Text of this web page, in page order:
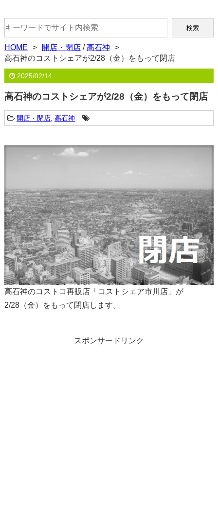
HOME 開店・閉店/高石神
高石神のコストシェアが2/28（金）をもって閉店
2025/02/14
高石神のコストシェアが2/28（金）をもって閉店
開店・閉店, 高石神
高石神のコストコ再販店「コストシェア市川店」が
2/28（金）をもって閉店します。
スポンサードリンク